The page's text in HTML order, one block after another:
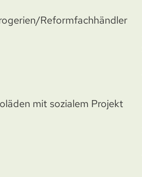
Reformfachhändler
mit sozialem Projekt